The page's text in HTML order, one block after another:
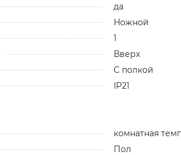
да
Ножной
1
Вверх
С полкой
IP21
комнатная
Пол